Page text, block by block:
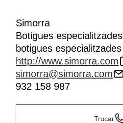
Simorra
Botigues especialitzades
botigues especialitzades
http://www.simorra.com
simorra@simorra.com
932 158 987
Trucar